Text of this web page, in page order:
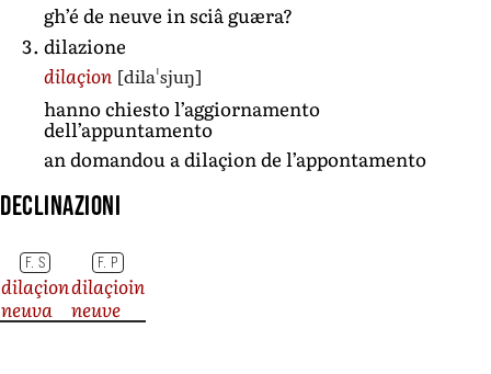
gh’é de neuve in sciâ guæra?
dilazione
dilaçion [dilaˈsjuŋ]
hanno chiesto l’aggiornamento
dell’appuntamento
an domandou a dilaçion de l’appontamento
Declinazioni
F. S F. P
dilaçiondilaçioin
neuva
neuve